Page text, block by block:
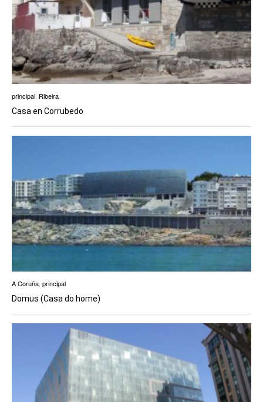
principal, Ribeira
Casa en Corrubedo
A Coruña principal
Domus (Casa do home)